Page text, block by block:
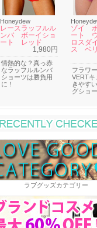
Honeydew
レースラッフルル
ンバ ボーイショ
ート レッド
1,980円
情熱的な？真っ赤
なラッフルルンバ
ショーツは勝負用
に！
ゾイ
ート
ロスダ
ス ベ
フラワ
VERTキ
きやす
グショ
ラブグッズカテゴリー